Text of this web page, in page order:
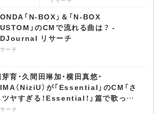
「N-BOX」＆「N-BOX
」のCMで流れる曲は？ -
リサーチ
ーチ
育・久間田琳加・横田真悠・
（NiziU）が「Essential」のCM「さ
ツヤすぎる！Essential！」篇で歌って
る曲は？ - CDJournal リサーチ
ーチ